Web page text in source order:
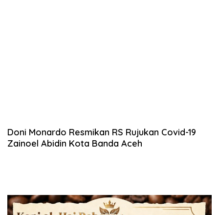
Doni Monardo Resmikan RS Rujukan Covid-19
Zainoel Abidin Kota Banda Aceh